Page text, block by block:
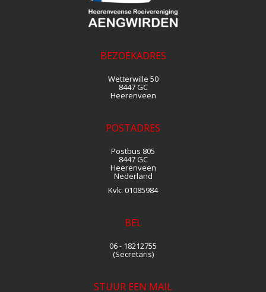
BEZOEKADRES
Wetterwille 50
8447 GC
Heerenveen
POSTADRES
Postbus 805
8447 GC
Heerenveen
Nederland
Kvk: 01085984
BEL
06 - 18212755
(Secretaris)
STUUR EEN MAIL